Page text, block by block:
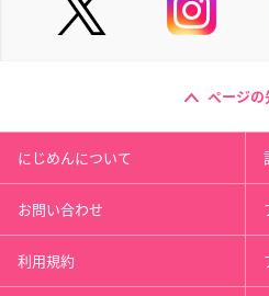
ページの
にじめんについて
お問い合わせ
利用規約